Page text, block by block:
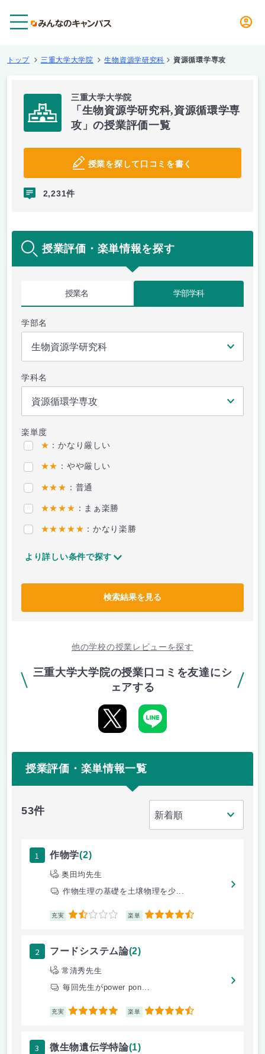
トップ 三重大学大学院 生物資源学研究科 資源循環学専攻
三重大学大学院
「生物資源学研究科,資源循環学専
攻」の授業評価一覧
授業を探して口コミを書く
2,231件
授業評価・楽単情報を探す
授業名 学部学科
学部名
学科名
楽単度
★ ：かなり厳しい
★★ ：やや厳しい
★★★ ：普通
★★★★ ：まぁ楽勝
★★★★★ ：かなり楽勝
より詳しい条件で探す
検索結果を見る
他の学校の授業レビューを探す
三重大学大学院の授業口コミを友達にシ
ェアする
授業評価・楽単情報一覧
53件
1 作物学(2)
奥田均先生
作物生理の基礎を土壌物理を少...
充実 1.5 楽単 4.5
2 フードシステム論(2)
常清秀先生
毎回先生がpower pon...
充実 5 楽単 4.5
3 微生物遺伝学特論(1)